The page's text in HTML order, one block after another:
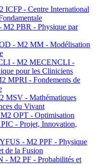
ICFP - Centre International
PBR - Physique par
- M2 MM - Modélisation
- M2 MECENCLI -
pour les Cliniciens
MPRI - Fondements de
MSV - Mathématiques
du Vivant
OPT - Optimisation
- Projet, Innovation,
- M2 PPF - Physique
de la Fusion
- M2 PF - Probabilités et